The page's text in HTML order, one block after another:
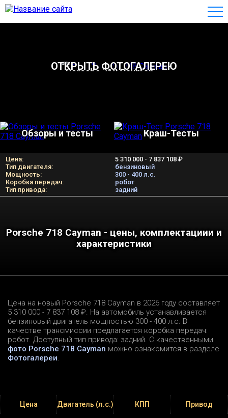
Porsche 718 Cayman
ОТКРЫТЬ ФОТОГАЛЕРЕЮ
Обзоры и тесты Краш-Тесты
Цена:
5 310 000 - 7 837 108 ₽
Тип двигателя:
бензиновый
Мощность:
300 - 400 л.c.
Коробка передач:
робот
Тип привода:
задний
Porsche 718 Cayman - цены, комплектациии и
характеристики
Цена на новый Porsche 718 Cayman в 2026 году составляет
5 310 000 - 7 837 108 ₽. На автомобиль устанавливается
бензиновый двигатель мощностью 300 - 400 л.c. В
качестве трансмиссии предлагается коробка передач:
робот. Доступный тип привода: задний. С качественными
фото Porsche 718 Cayman можно ознакомится в разделе
Фотогалереи.
Цена Двигатель (л.с.) КПП Привод